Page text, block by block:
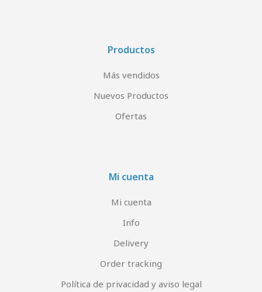
Productos
Más vendidos
Nuevos Productos
Ofertas
Mi cuenta
Mi cuenta
Info
Delivery
Order tracking
Política de privacidad y aviso legal